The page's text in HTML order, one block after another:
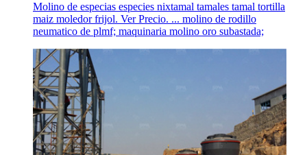
Molino de especias especies nixtamal tamales tamal tortilla
maiz moledor frijol. Ver Precio. ... molino de rodillo
neumatico de plmf; maquinaria molino oro subastada;